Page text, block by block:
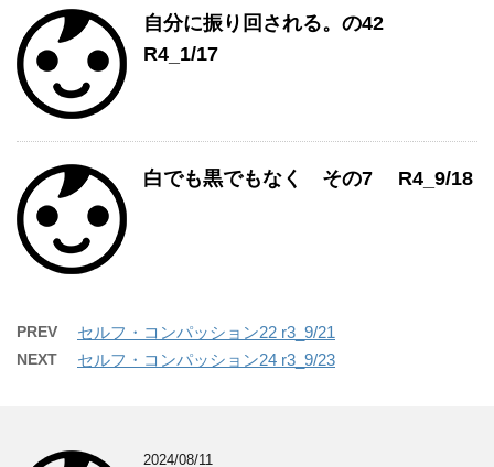
自分に振り回される。の42
R4_1/17
白でも黒でもなく その7 R4_9/18
PREV セルフ・コンパッション22 r3_9/21
NEXT セルフ・コンパッション24 r3_9/23
2024/08/11